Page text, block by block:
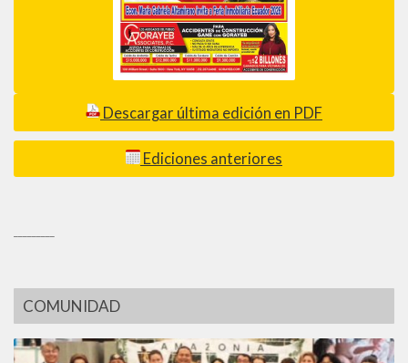
Descargar última edición en PDF
Ediciones anteriores
COMUNIDAD